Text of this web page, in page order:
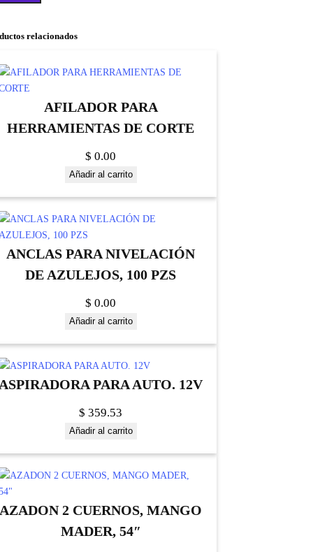
relacionados
AFILADOR PARA
HERRAMIENTAS DE CORTE
$ 0.00
Añadir al carrito
ANCLAS PARA NIVELACIÓN
DE AZULEJOS, 100 PZS
$ 0.00
Añadir al carrito
PARA AUTO. 12V
$ 359.53
Añadir al carrito
AZADON 2 CUERNOS, MANGO
MADER, 54″